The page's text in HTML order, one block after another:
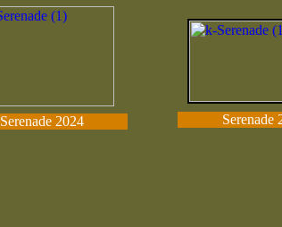
Serenade 2024 Serenade